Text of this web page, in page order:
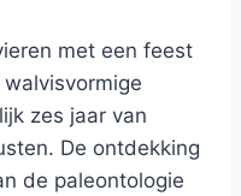
met een feest
zes jaar van
De ontdekking
de paleontologie